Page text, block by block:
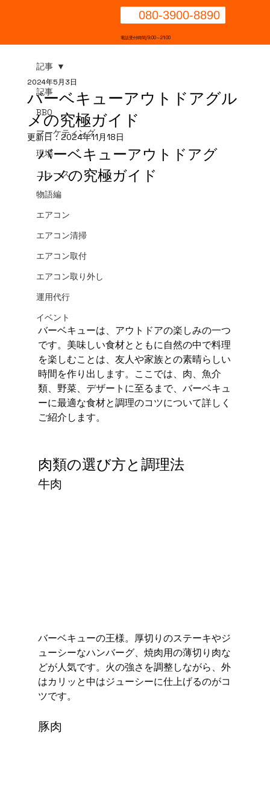
080-3900-8890
電話受付時間/9:00～21:00
記事
BBQ
マーケティング
現場
ニュース
物語編
エアコン
エアコン清掃
エアコン取付
エアコン取り外し
運用代行
イベント
記事
バーベキューアウトドアグル
メの究極ガイド
2024年5月3日
更新日： 2024年11月18日
バーベキューアウトドアグ
ルメの究極ガイド
バーベキューは、アウトドアの楽しみの一つ
です。美味しい食材とともに自然の中で料理
を楽しむことは、友人や家族との素晴らしい
時間を作り出します。ここでは、肉、魚介
類、野菜、デザートに至るまで、バーベキュ
ーに最適な食材と調理のコツについて詳しく
ご紹介します。
肉類の選び方と調理法
牛肉
バーベキューの王様。厚切りのステーキやジ
ューシーなハンバーグ、焼肉用の薄切り肉な
どが人気です。火の強さを調整しながら、外
はカリッと中はジューシーに仕上げるのがコ
ツです。
豚肉